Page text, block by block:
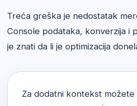
Treća greška je nedostatak
Console podataka, konverzija i
je znati da li je optimizacija
Za dodatni kontekst možete